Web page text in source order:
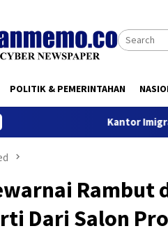
POLITIK & PEMERINTAHAN
Kantor Imigrasi Kediri
Rambut
Dari Salon